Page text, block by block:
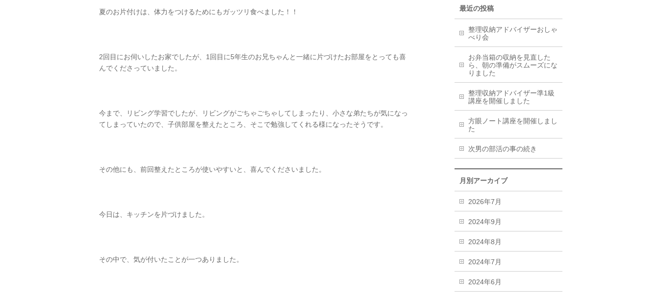
夏のお片付けは、体力をつけるためにもガッツリ食べました！！
2回目にお伺いしたお家でしたが、1回目に5年生のお兄ちゃんと一緒に片づけたお部屋をとっても喜
んでくださっていました。
今まで、リビング学習でしたが、リビングがごちゃごちゃしてしまったり、小さな弟たちが気になっ
てしまっていたので、子供部屋を整えたところ、そこで勉強してくれる様になったそうです。
その他にも、前回整えたところが使いやすいと、喜んでくださいました。
今日は、キッチンを片づけました。
その中で、気が付いたことが一つありました。
最近の投稿
整理収納アドバイザーおしゃ
べり会
お弁当箱の収納を見直した
ら、朝の準備がスムーズにな
りました
整理収納アドバイザー準1級
講座を開催しました
方眼ノート講座を開催しまし
た
次男の部活の事の続き
月別アーカイブ
2026年7月
2024年9月
2024年8月
2024年7月
2024年6月